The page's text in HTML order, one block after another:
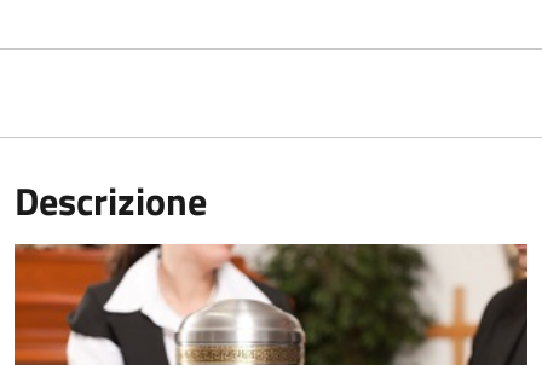
Descrizione